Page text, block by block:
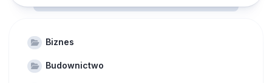
Biznes
Budownictwo